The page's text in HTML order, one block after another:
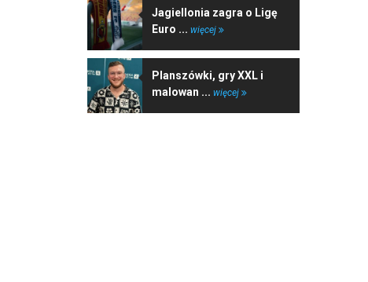
Jagiellonia zagra o Ligę
Euro ... więcej
Planszówki, gry XXL i
malowan ... więcej